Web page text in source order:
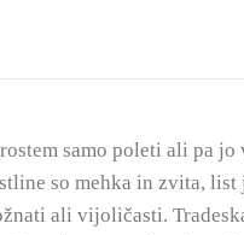
samo poleti ali pa
so mehka in zvita,
ali vijoličasti.